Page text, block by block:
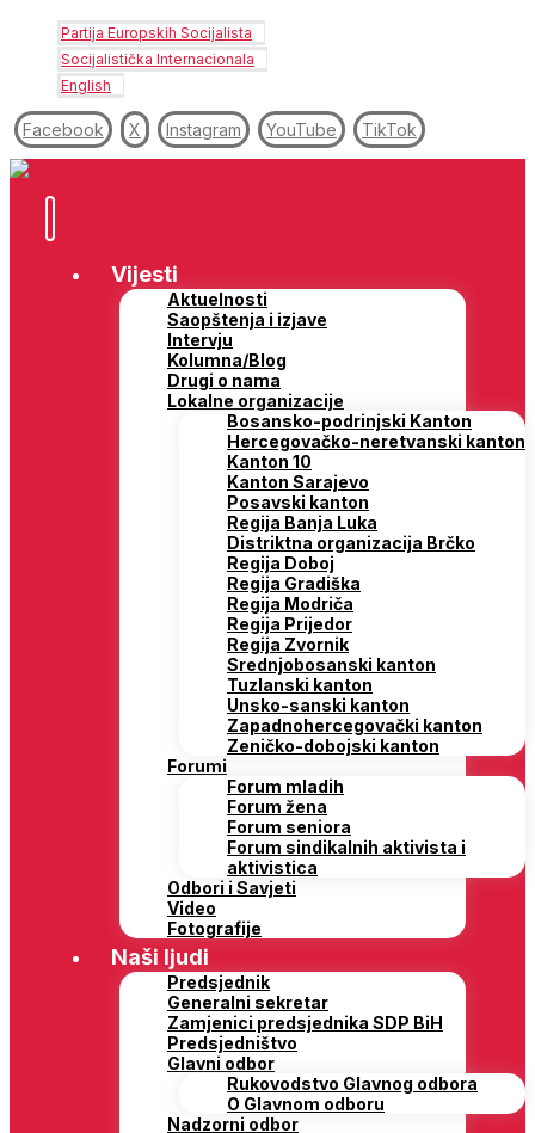
Partija Europskih Socijalista
Socijalistička Internacionala
English
Facebook X Instagram YouTube TikTok
Vijesti
Aktuelnosti
Saopštenja i izjave
Intervju
Kolumna/Blog
Drugi o nama
Lokalne organizacije
Bosansko-podrinjski Kanton
Hercegovačko-neretvanski kanton
Kanton 10
Kanton Sarajevo
Posavski kanton
Regija Banja Luka
Distriktna organizacija Brčko
Regija Doboj
Regija Gradiška
Regija Modriča
Regija Prijedor
Regija Zvornik
Srednjobosanski kanton
Tuzlanski kanton
Unsko-sanski kanton
Zapadnohercegovački kanton
Zeničko-dobojski kanton
Forumi
Forum mladih
Forum žena
Forum seniora
Forum sindikalnih aktivista i
aktivistica
Odbori i Savjeti
Video
Fotografije
Naši ljudi
Predsjednik
Generalni sekretar
Zamjenici predsjednika SDP BiH
Predsjedništvo
Glavni odbor
Rukovodstvo Glavnog odbora
O Glavnom odboru
Nadzorni odbor